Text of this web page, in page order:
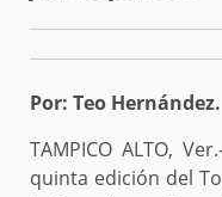
Por: Teo Hernández.
TAMPICO ALTO,
quinta edición del